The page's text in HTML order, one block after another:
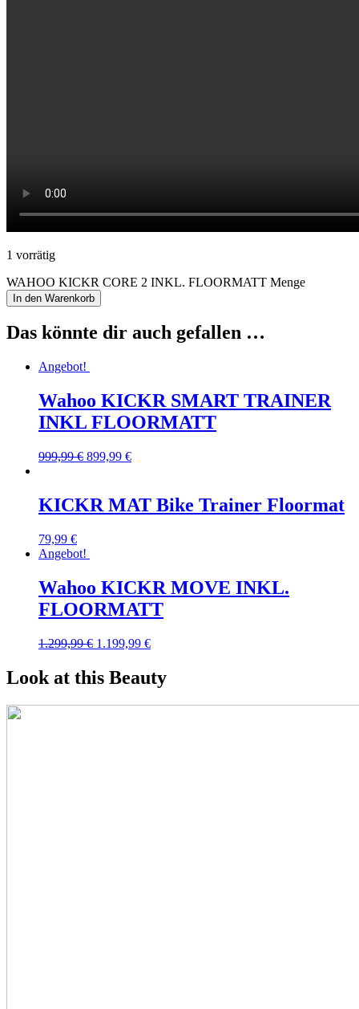
1 vorrätig
WAHOO KICKR CORE 2 INKL. FLOORMATT Menge
In den Warenkorb
Das könnte dir auch gefallen …
Angebot!
Wahoo KICKR SMART TRAINER
INKL FLOORMATT
999,99€ 899,99 €
KICKR MAT Bike Trainer Floormat
79,99 €
Angebot!
Wahoo KICKR MOVE INKL.
FLOORMATT
1.299,99€ 1.199,99 €
Look at this Beauty